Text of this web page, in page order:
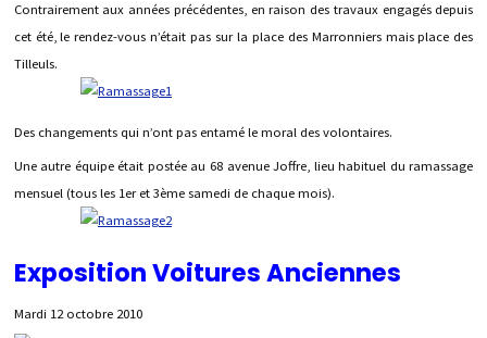
Contrairement aux années précédentes, en raison des travaux engagés depuis
cet été, le rendez-vous n’était pas sur la place des Marronniers mais place des
Tilleuls.
Des changements qui n’ont pas entamé le moral des volontaires.
Une autre équipe était postée au 68 avenue Joffre, lieu habituel du ramassage
mensuel (tous les 1er et 3ème samedi de chaque mois).
Exposition Voitures Anciennes
Mardi 12 octobre 2010